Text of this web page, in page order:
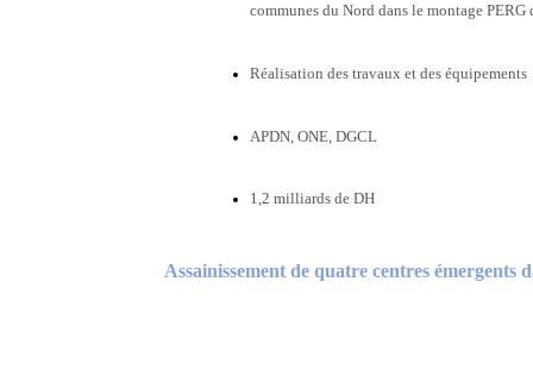
communes du Nord dans le montage
Réalisation des travaux et des équipements
APDN, ONE, DGCL
1,2 milliards de DH
Assainissement de quatre centres émergents